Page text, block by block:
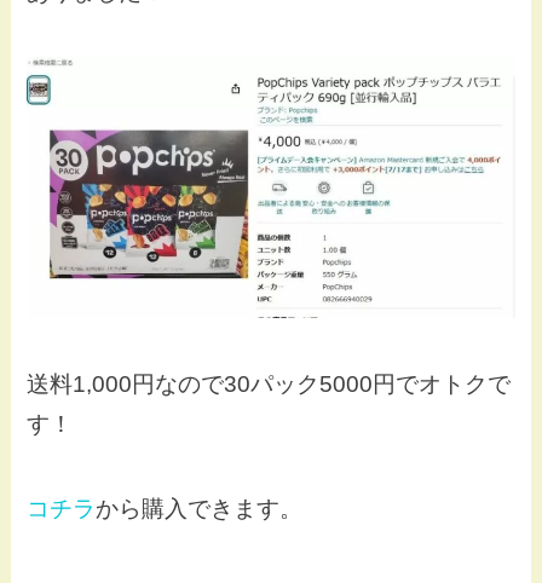
送料1,000円なので30パック5000円でオトクで
す！
コチラから購入できます。